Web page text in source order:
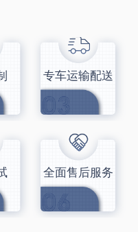
专车运输配送
全面售后服务